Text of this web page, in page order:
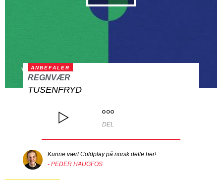
ANBEFALER
REGNVÆR
TUSENFRYD
DEL
Kunne vært Coldplay på norsk dette her!
- PEDER HAUGFOS